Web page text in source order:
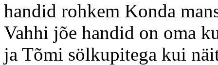
handid rohkem Konda
Vahhi jõe handid on oma
ja Tõmi sölkupitega kui